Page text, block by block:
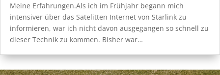
Meine Erfahrungen.Als ich im Frühjahr begann mich
intensiver über das Satelitten Internet von Starlink zu
informieren, war ich nicht davon ausgegangen so schnell zu
dieser Technik zu kommen. Bisher war…